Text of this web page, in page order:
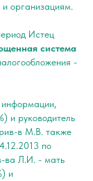
организациям.
Истец
система
-
и руководитель
в М.В. также
по
ва Л.И. - мать
и